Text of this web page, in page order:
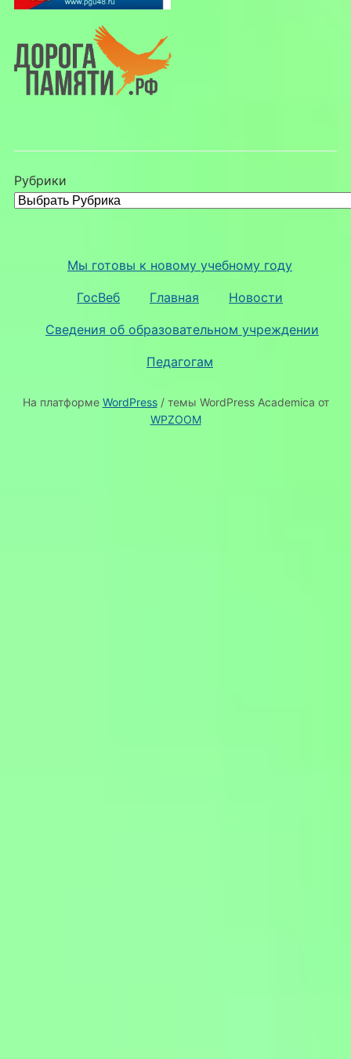
Рубрики
Мы готовы к новому учебному году
ГосВеб Главная Новости
Сведения об образовательном учреждении
Педагогам
На платформе WordPress/ темы WordPress Academica от
WPZOOM